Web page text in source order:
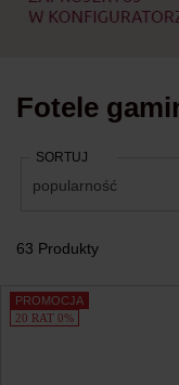
Fotele
63 Produkty
SORTUJ
popularność
Produkty
PROMOCJA
20 RAT 0%